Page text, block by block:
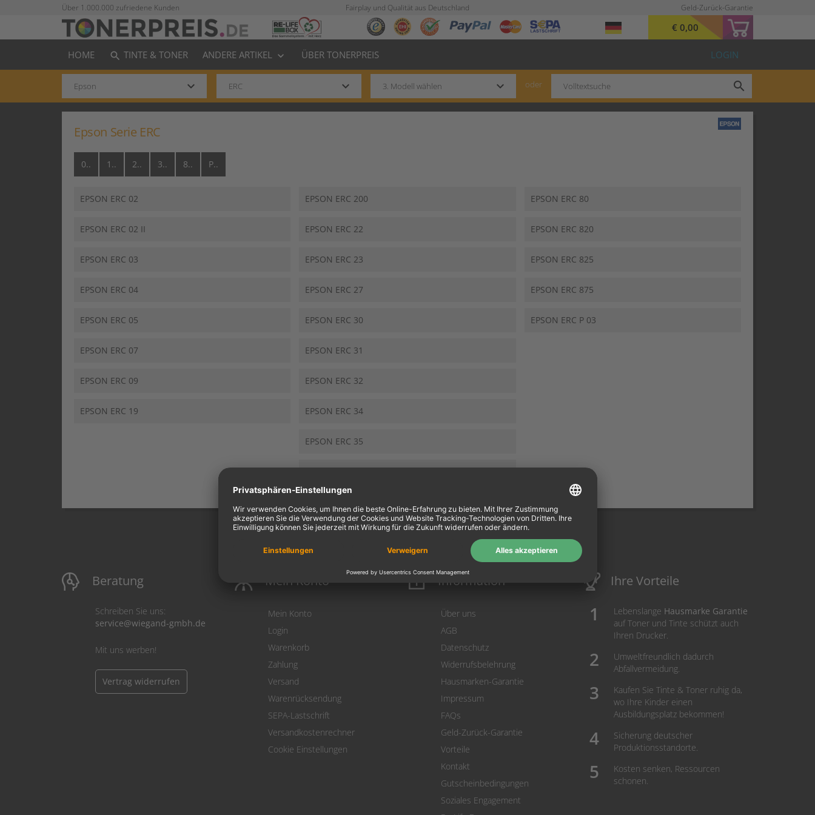
Über 1.000.000 zufriedene Kunden Fairplay und Qualität aus Deutschland Geld-Zurück-Garantie
€ 0,00
HOME search TINTE & TONER ANDERE ARTIKEL keyboard_arrow_down ÜBER TONERPREIS LOGIN
keyboard_arrow_down keyboard_arrow_down keyboard_arrow_down oder search
Epson Serie ERC
0.. 1.. 2.. 3.. 8.. P..
EPSON ERC 02
EPSON ERC 02 II
EPSON ERC 03
EPSON ERC 04
EPSON ERC 05
EPSON ERC 07
EPSON ERC 09
EPSON ERC 19
EPSON ERC 200
EPSON ERC 22
EPSON ERC 23
EPSON ERC 27
EPSON ERC 30
EPSON ERC 31
EPSON ERC 32
EPSON ERC 34
EPSON ERC 35
EPSON ERC 38
EPSON ERC 80
EPSON ERC 820
EPSON ERC 825
EPSON ERC 875
EPSON ERC P 03
Beratung
Schreiben Sie uns:
service@wiegand-gmbh.de
Mit uns werben!
Vertrag widerrufen
Mein Konto
Mein Konto
Login
Warenkorb
Zahlung
Versand
Warenrücksendung
SEPA-Lastschrift
Versandkostenrechner
Cookie Einstellungen
Information
Über uns
AGB
Datenschutz
Widerrufsbelehrung
Hausmarken-Garantie
Impressum
FAQs
Geld-Zurück-Garantie
Vorteile
Kontakt
Gutscheinbedingungen
Soziales Engagement
Ihre Vorteile
Lebenslange Hausmarke Garantie
auf Toner und Tinte schützt auch
Ihren Drucker.
Umweltfreundlich dadurch
Abfallvermeidung.
Kaufen Sie Tinte & Toner ruhig da,
wo Ihre Kinder einen
Ausbildungsplatz bekommen!
Sicherung deutscher
Produktionsstandorte.
Kosten senken, Ressourcen
schonen.